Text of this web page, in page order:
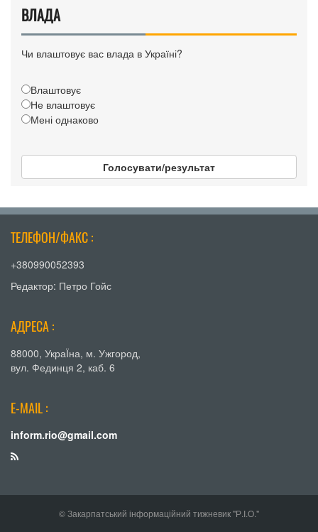
ВЛАДА
Чи влаштовує вас влада в Україні?
Влаштовує
Не влаштовує
Мені однаково
Голосувати/результат
ТЕЛЕФОН/ФАКС :
+380990052393
Редактор: Петро Гойс
АДРЕСА :
88000, УкраЇна, м. Ужгород,
вул. Фединця 2, каб. 6
E-MAIL :
inform.rio@gmail.com
© Закарпатський інформаційний тижневик "Р.І.О."